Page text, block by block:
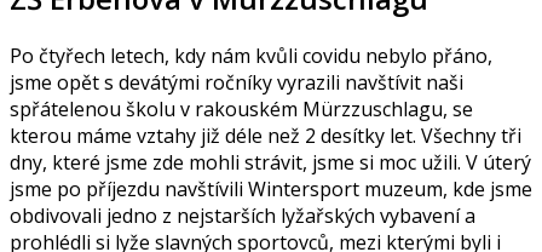
Po čtyřech letech, kdy nám kvůli covidu nebylo přáno,
jsme opět s devátými ročníky vyrazili navštívit naši
spřátelenou školu v rakouském Mürzzuschlagu, se
kterou máme vztahy již déle než 2 desítky let. Všechny tři
dny, které jsme zde mohli strávit, jsme si moc užili. V úterý
jsme po příjezdu navštívili Wintersport muzeum, kde jsme
obdivovali jedno z nejstarších lyžařských vybavení a
prohlédli si lyže slavných sportovců, mezi kterými byli i